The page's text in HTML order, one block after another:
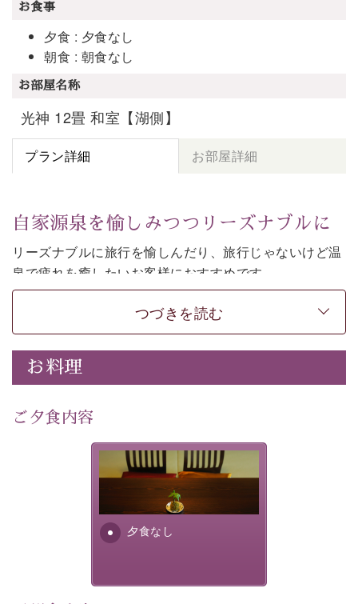
お食事
夕食 : 夕食なし
朝食 : 朝食なし
お部屋名称
光神 12畳 和室【湖側】
プラン詳細 お部屋詳細
自家源泉を愉しみつつリーズナブルに
リーズナブルに旅行を愉しんだり、旅行じゃないけど温
泉で疲れを癒したいお客様におすすめです。
和モダンの落ち着くお部屋でお休みください。
-----------【安心への取り組み】----------
個室料亭、貸切風呂のご利用が可能な上、 安心安全にご
徹底した衛生管理を行っております。
-------------------------------------------------
・諏訪大社4社を巡る無料参拝バス（事前予約制）
・館内着をご用意
つづきを読む
お料理
ご夕食内容
夕食なし
夕食なしご夕食を追加される
場合は、二食付きのプランを
お選びくださいませ。